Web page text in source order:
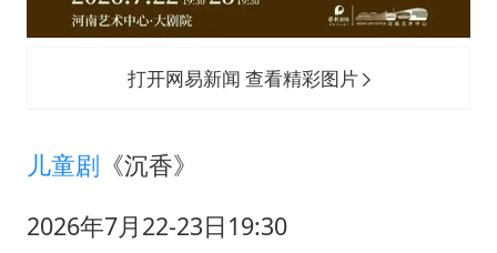
打开网易新闻 查看精彩图片
儿童剧 《沉香》
2026年7月22-23日19:30